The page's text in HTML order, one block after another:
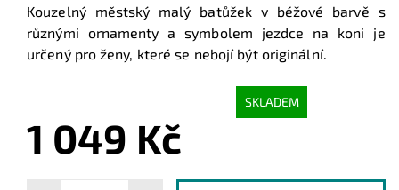
Kouzelný městský malý batůžek v béžové barvě s
různými ornamenty a symbolem jezdce na koni je
určený pro ženy, které se nebojí být originální.
SKLADEM
1 049 Kč